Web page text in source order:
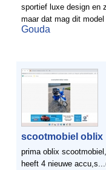
sportief luxe design en
maar dat mag dit
functies op zo kunt u
Gouda
scootmobiel oblix
prima oblix
heeft 4 nieuwe